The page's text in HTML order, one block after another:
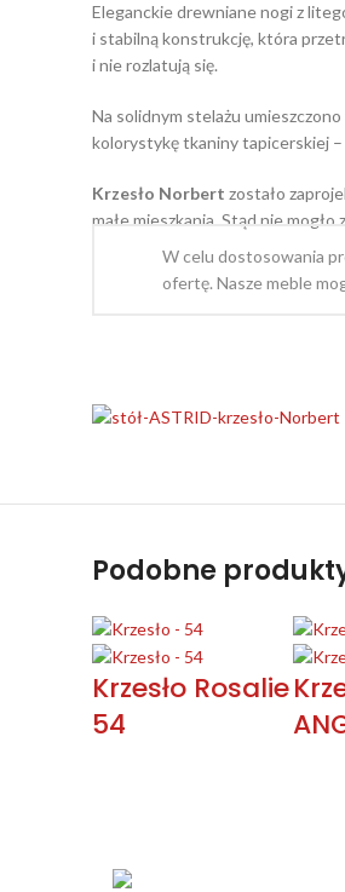
Eleganckie drewniane nogi z
i stabilną konstrukcję, która
i nie rozlatują się.
Na solidnym stelażu
kolorystykę tkaniny tapicerskiej
Krzesło Norbert zostało
małe mieszkania. Stąd nie
W celu dostosowania
ofertę. Nasze meble
Podobne
Krzesło Rosalie
54